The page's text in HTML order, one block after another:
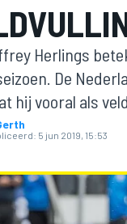
Herlings
De
hij vooral als
5 jun 2019, 15:53